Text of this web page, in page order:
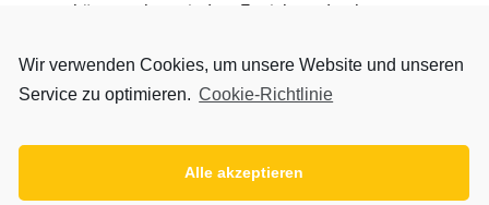
können aber mit dem Erreichten durchaus
erneut eine super Runde und konnte auch in
der Zwischenrunde überzeugen.
das allein ist schon ein toller Erfolg.
Mit 6 Teams ging es in die Entscheidung, in
Wir verwenden Cookies, um unsere Website und unseren
Service zu optimieren. Cookie-Richtlinie
Alle akzeptieren